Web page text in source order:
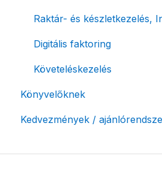
Adózási támogatás egyéni
Raktár- és készletkezelés,
Digitális faktoring
Követeléskezelés
Könyvelőknek
Listák / adatexport
Kedvezmények /